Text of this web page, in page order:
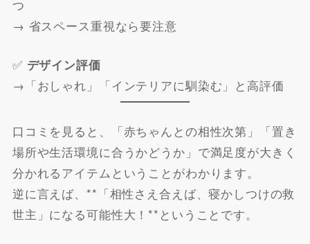
つ
→ 省スペース重視なら要注意
✅ デザイン評価
→「おしゃれ」「インテリアに馴染む」と高評価
口コミを見ると、「赤ちゃんとの相性次第」「置き
場所や生活環境に合うかどうか」で満足度が大きく
分かれるアイテムということがわかります。
逆に言えば、**「相性さえ合えば、寝かしつけの救
世主」になる可能性大！**ということです。